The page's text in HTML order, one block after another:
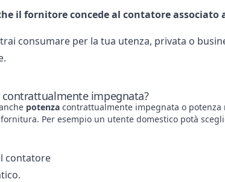
il fornitore concede al contatore
consumare per la tua utenza, privata o
contrattualmente impegnata?
potenzacontrattualmente impegnata o
Per esempio un utente domestico potà
contatore